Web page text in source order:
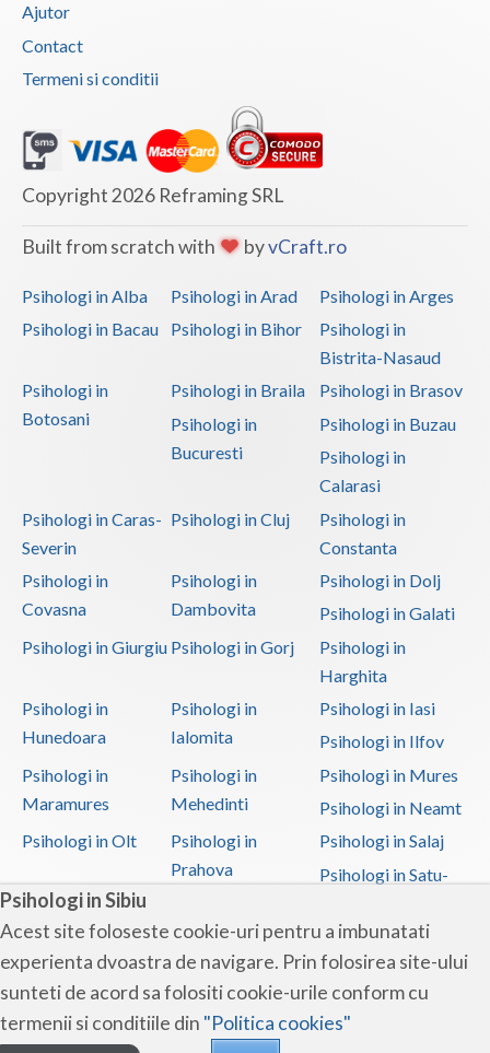
Psihologi in Sibiu
Acest site foloseste cookie-uri pentru a imbunatati
experienta dvoastra de navigare. Prin folosirea site-ului
sunteti de acord sa folositi cookie-urile conform cu
termenii si conditiile din "Politica cookies"
Tulcea
Vrancea
Ajutor
Contact
Termeni si conditii
Copyright 2026 Reframing SRL
Built from scratch with byvCraft.ro
Psihologi in Alba Psihologi in Arad
Psihologi in Arges
Psihologi in Bacau
Psihologi in Bihor
Psihologi in
Bistrita-Nasaud
Psihologi in
Botosani
Psihologi in Braila
Psihologi in Brasov
Psihologi in
Bucuresti
Psihologi in Buzau
Psihologi in
Calarasi
Psihologi in Caras-
Severin
Psihologi in Cluj
Psihologi in
Constanta
Psihologi in
Covasna
Psihologi in
Dambovita
Psihologi in Dolj
Psihologi in Galati
Psihologi in Giurgiu Psihologi in Gorj
Psihologi in
Harghita
Psihologi in
Hunedoara
Psihologi in
Ialomita
Psihologi in Iasi
Psihologi in Ilfov
Psihologi in
Maramures
Psihologi in
Mehedinti
Psihologi in Mures
Psihologi in Neamt
Psihologi in Olt
Psihologi in
Prahova
Psihologi in Salaj
Psihologi in Satu-
Psihologi in Sibiu
Psihologi in
Suceava
Psihologi in
Teleorman
Psihologi in Timis
Psihologi in Tulcea Psihologi in Valcea
Psihologi in Vaslui
Psihologi in